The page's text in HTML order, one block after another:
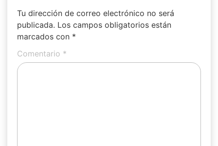
Tu dirección de correo electrónico no será
publicada. Los campos obligatorios están
marcados con *
Comentario *